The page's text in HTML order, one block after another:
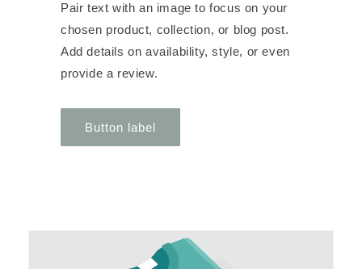
Pair text with an image to focus on your
chosen product, collection, or blog post.
Add details on availability, style, or even
provide a review.
Button label